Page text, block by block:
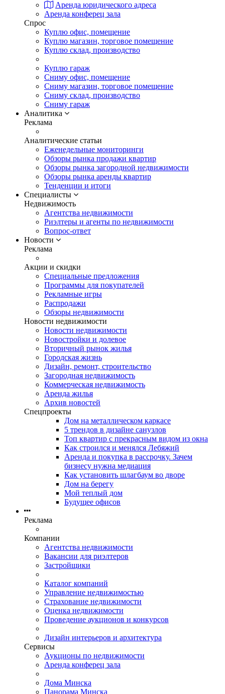
Аренда юридического адреса
Аренда конферец зала
Спрос
Куплю офис, помещение
Куплю магазин, торговое помещение
Куплю склад, производство
Куплю гараж
Сниму офис, помещение
Сниму магазин, торговое помещение
Сниму склад, производство
Сниму гараж
Аналитика
Реклама
Аналитические статьи
Еженедельные мониторинги
Обзоры рынка продажи квартир
Обзоры рынка загородной недвижимости
Обзоры рынка аренды квартир
Тенденции и итоги
Специалисты
Недвижимость
Агентства недвижимости
Риэлтеры и агенты по недвижимости
Вопрос-ответ
Новости
Реклама
Акции и скидки
Специальные предложения
Программы для покупателей
Рекламные игры
Распродажи
Обзоры недвижимости
Новости недвижимости
Новости недвижимости
Новостройки и долевое
Вторичный рынок жилья
Городская жизнь
Дизайн, ремонт, строительство
Загородная недвижимость
Коммерческая недвижимость
Аренда жилья
Архив новостей
Спецпроекты
Дом на металлическом каркасе
5 трендов в дизайне санузлов
Топ квартир с прекрасным видом из окна
Как строился и менялся Лебяжий
Аренда и покупка в рассрочку. Зачем
бизнесу нужна медиация
Как установить шлагбаум во дворе
Дом на берегу
Мой теплый дом
Будущее офисов
Реклама
Компании
Агентства недвижимости
Вакансии для риэлтеров
Застройщики
Каталог компаний
Управление недвижимостью
Страхование недвижимости
Оценка недвижимости
Проведение аукционов и конкурсов
Дизайн интерьеров и архитектура
Сервисы
Аукционы по недвижимости
Аренда конферец зала
Дома Минска
Панорама Минска